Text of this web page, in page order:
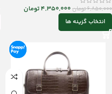
6,850,000تومان4,350,000تومان
انتخاب گزینه ها